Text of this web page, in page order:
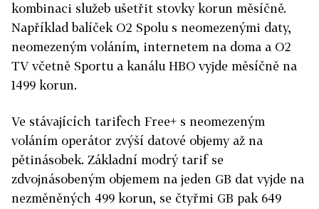
kombinaci služeb ušetřit stovky korun měsíčně.
Například balíček O2 Spolu s neomezenými daty,
neomezeným voláním, internetem na doma a O2
TV včetně Sportu a kanálu HBO vyjde měsíčně na
1499 korun.
Ve stávajících tarifech Free+ s neomezeným
voláním operátor zvýší datové objemy až na
pětinásobek. Základní modrý tarif se
zdvojnásobeným objemem na jeden GB dat vyjde na
nezměněných 499 korun, se čtyřmi GB pak 649